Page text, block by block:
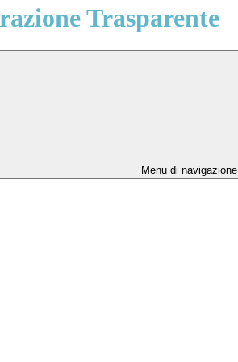
Trasparente
Menu di navigazione